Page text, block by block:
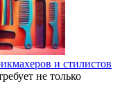
и стилистов
не только